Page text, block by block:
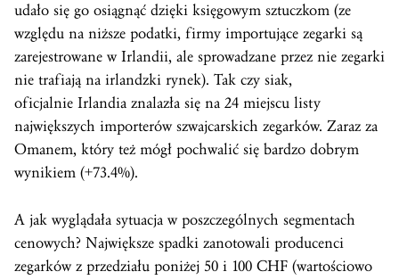
udało się go osiągnąć dzięki księgowym sztuczkom (ze
względu na niższe podatki, firmy importujące zegarki są
zarejestrowane w Irlandii, ale sprowadzane przez nie zegarki
nie trafiają na irlandzki rynek). Tak czy siak,
oficjalnie Irlandia znalazła się na 24 miejscu listy
największych importerów szwajcarskich zegarków. Zaraz za
Omanem, który też mógł pochwalić się bardzo dobrym
wynikiem (+73.4%).
A jak wyglądała sytuacja w poszczególnych segmentach
cenowych? Największe spadki zanotowali producenci
zegarków z przedziału poniżej 50 i 100 CHF (wartościowo